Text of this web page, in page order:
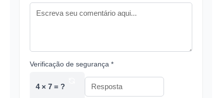
Verificação de segurança *
4 × 7 = ?